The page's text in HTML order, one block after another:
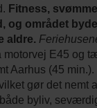
Fitness,
og området
aldre.
motorvej E45 og
Aarhus (45
gør det nemt
byliv,